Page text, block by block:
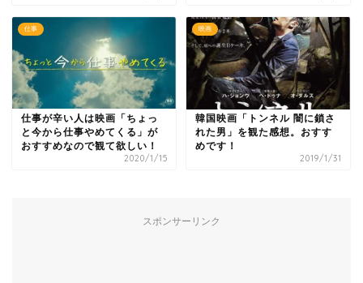
仕事
仕事が辛い人は映画「ちょっ
と今から仕事やめてくる」が
おすすめなので観て欲しい！
2020/1/15
映画
韓国映画「トンネル 闇に鎖さ
れた男」を観た感想。おすす
めです！
2019/1/31
スポンサーリンク